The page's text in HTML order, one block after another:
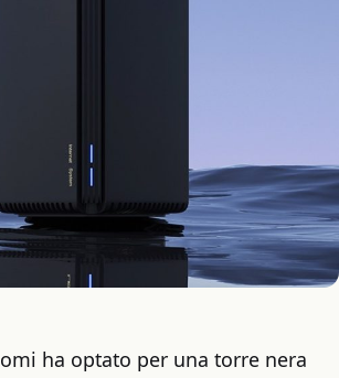
ha optato per una torre nera